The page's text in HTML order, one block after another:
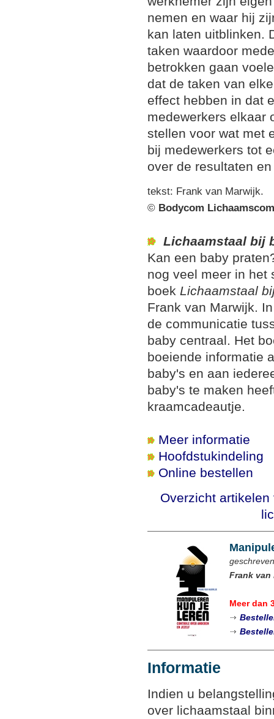
nemen en waar hij
kan laten uitblinken.
taken waardoor
betrokken gaan
dat de taken van
effect hebben in dat
medewerkers elkaar
stellen voor wat met
bij medewerkers tot
over de resultaten
tekst: Frank van Marwijk.
© Bodycom
Lichaamstaal bij
Kan een baby
nog veel meer in het
boek Lichaamstaal
Frank van Marwijk.
de communicatie
baby centraal. Het
boeiende informatie
baby's en aan
baby's te maken
kraamcadeautje.
Meer informatie
Hoofdstukindeling
Online bestellen
Overzicht
Frank van
Meer dan
Informatie
Indien u
over lichaamstaal